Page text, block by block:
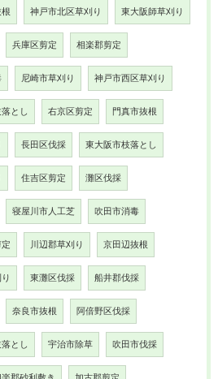
神戸市北区草刈り 東大阪師草刈り
兵庫区剪定 相楽郡剪定
尼崎市草刈り 神戸市西区草刈り
とし 右京区剪定 門真市抜根
長田区伐採 東大阪市枝落とし
住吉区剪定 灘区伐採
寝屋川市人工芝 吹田市消毒
川辺郡草刈り 京田辺抜根
東灘区伐採 船井郡伐採
奈良市抜根 阿倍野区伐採
とし 宇治市除草 吹田市伐採